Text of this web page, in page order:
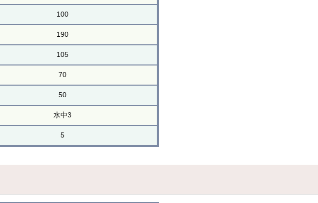
100
190
105
70
50
水中3
5